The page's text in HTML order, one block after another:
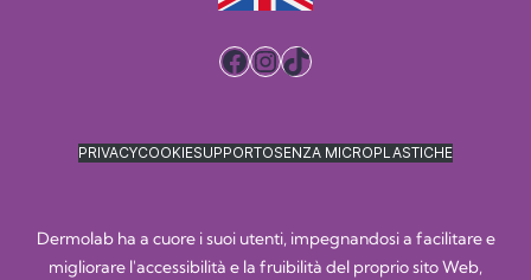
Facebook
Instagram
TikTok
PRIVACYCOOKIESUPPORTOSENZA MICROPLASTICHE
Dermolab ha a cuore i suoi utenti, impegnandosi a facilitare e
migliorare l'accessibilità e la fruibilità del proprio sito Web,